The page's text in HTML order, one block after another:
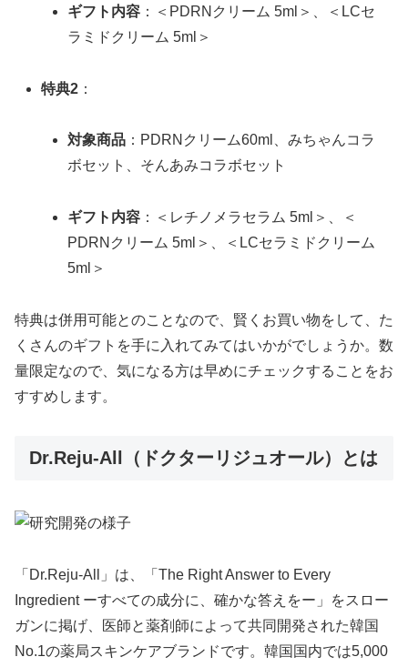
ギフト内容 ：＜PDRNクリーム 5ml＞、＜LCセ
ラミドクリーム 5ml＞
特典2 ：
対象商品 ：PDRNクリーム60ml、みちゃんコラ
ボセット、そんあみコラボセット
ギフト内容 ：＜レチノメラセラム 5ml＞、＜
PDRNクリーム 5ml＞、＜LCセラミドクリーム
5ml＞
特典は併用可能とのことなので、賢くお買い物をして、た
くさんのギフトを手に入れてみてはいかがでしょうか。数
量限定なので、気になる方は早めにチェックすることをお
すすめします。
Dr.Reju-All（ドクターリジュオール）とは
「Dr.Reju-All」は、「The Right Answer to Every
Ingredient ーすべての成分に、確かな答えをー」をスロー
ガンに掲げ、医師と薬剤師によって共同開発された韓国
No.1の薬局スキンケアブランドです。韓国国内では5,000